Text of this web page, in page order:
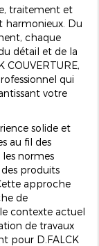
traitement et
harmonieux. Du
chaque
détail et de la
COUVERTURE,
qui
votre
solide et
au fil des
les normes
produits
approche
de
contexte actuel
de travaux
pour D.FALCK